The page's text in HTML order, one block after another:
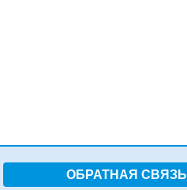
ОБРАТНАЯ СВЯЗЬ